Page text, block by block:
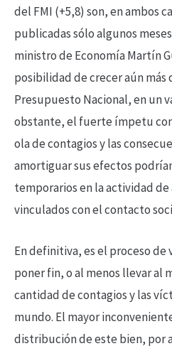
del FMI (+5,8) son, en ambos
publicadas sólo algunos
ministro de Economía Martín
posibilidad de crecer aún más
Presupuesto Nacional, en un
obstante, el fuerte ímpetu
ola de contagios y las
amortiguar sus efectos
temporarios en la actividad de
vinculados con el contacto
En definitiva, es el proceso
poner fin, o al menos llevar al
cantidad de contagios y las
mundo. El mayor
distribución de este bien, por